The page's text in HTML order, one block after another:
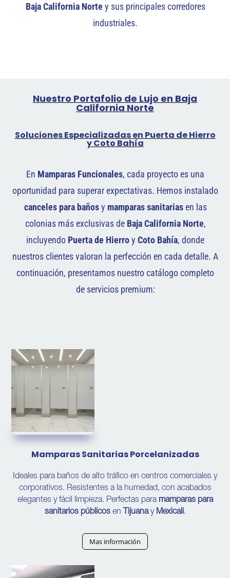
Baja California Norte y sus principales corredores
industriales.
Nuestro Portafolio de Lujo en Baja
California Norte
Soluciones Especializadas en Puerta de Hierro
y Coto Bahía
En Mamparas Funcionales, cada proyecto es una
oportunidad para superar expectativas. Hemos instalado
canceles para bañosy mamparas sanitariasen las
colonias más exclusivas de Baja California Norte,
incluyendo Puerta de Hierroy Coto Bahía, donde
nuestros clientes valoran la perfección en cada detalle. A
continuación, presentamos nuestro catálogo completo
de servicios premium:
Mamparas Sanitarias Porcelanizadas
Ideales para baños de alto tráfico en centros comerciales y
corporativos. Resistentes a la humedad, con acabados
elegantes y fácil limpieza. Perfectas para mamparas para
sanitarios públicosen Tijuanay Mexicali .
Mas información